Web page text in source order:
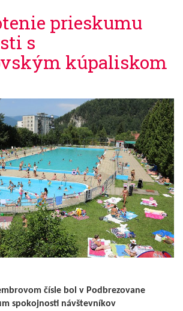
prieskumu
s
kúpaliskom
čísle bol v Podbrezovane
spokojnosti návštevníkov